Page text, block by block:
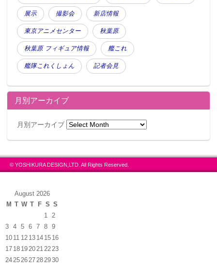
展示 撮影会 新店情報
東京アニメセンター 秋葉原
秋葉原 フィギュア情報 艦これ
艦隊これくしょん 記者会見
月別アーカイブ
月別アーカイブ
© YOSHIKURA DESIGN,LTD. All Rights Reserved.
August 2026
M T W T F S S
1
2
3
4 5 6 7 8
9
10 11 12 13 14 15 16
17 18 19 20 21 22 23
24 25 26 27 28 2930